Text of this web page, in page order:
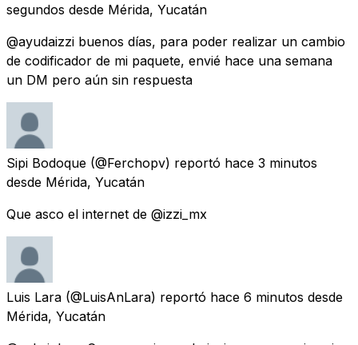
segundos desde Mérida, Yucatán
@ayudaizzi buenos días, para poder realizar un cambio
de codificador de mi paquete, envié hace una semana
un DM pero aún sin respuesta
Sipi Bodoque (@Ferchopv) reportó hace 3 minutos
desde Mérida, Yucatán
Que asco el internet de @izzi_mx
Luis Lara (@LuisAnLara) reportó hace 6 minutos desde
Mérida, Yucatán